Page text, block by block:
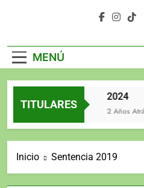
MENÚ
TITULARES
2 Años Atrás
2024
2 Años Atrás
Inicio Sentencia 2019